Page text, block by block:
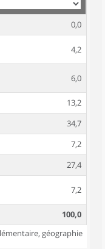
0,0
4,2
6,0
13,2
34,7
7,2
27,4
7,2
100,0
géographie